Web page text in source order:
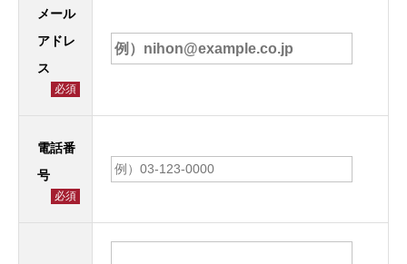
メール
アドレ
ス
必須
電話番
号
必須